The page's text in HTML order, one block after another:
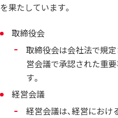
を果たしています。
取締役会
取締役会は会社法で規
営会議で承認された重
す。
経営会議
経営会議は、経営におけ